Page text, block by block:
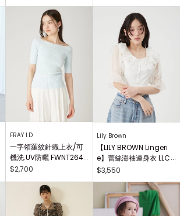
FRAY I.D
一字領羅紋針織上衣/可
機洗.UV防曬 FWNT2640
29
$2,700
Lily Brown
【LILY BROWN Lingeri
e】蕾絲澎袖連身衣 LLCO
262503
$3,550